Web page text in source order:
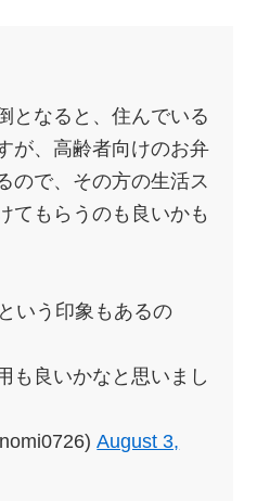
となると、住んでいる
が、高齢者向けのお弁
ので、その方の生活ス
てもらうのも良いかも
いう印象もあるの
も良いかなと思いまし
August 3,